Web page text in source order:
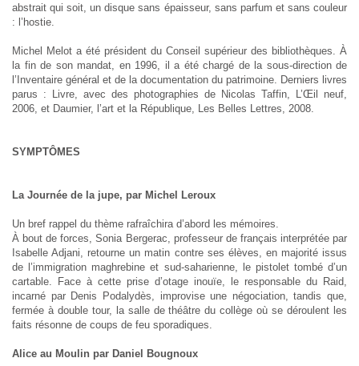
abstrait qui soit, un disque sans épaisseur, sans parfum et sans couleur
: l’hostie.
Michel Melot a été président du Conseil supérieur des bibliothèques. À
la fin de son mandat, en 1996, il a été chargé de la sous-direction de
l’Inventaire général et de la documentation du patrimoine. Derniers livres
parus : Livre, avec des photographies de Nicolas Taffin, L’Œil neuf,
2006, et Daumier, l’art et la République, Les Belles Lettres, 2008.
SYMPTÔMES
La Journée de la jupe, par Michel Leroux
Un bref rappel du thème rafraîchira d’abord les mémoires.
À bout de forces, Sonia Bergerac, professeur de français interprétée par
Isabelle Adjani, retourne un matin contre ses élèves, en majorité issus
de l’immigration maghrebine et sud-saharienne, le pistolet tombé d’un
cartable. Face à cette prise d’otage inouïe, le responsable du Raid,
incarné par Denis Podalydès, improvise une négociation, tandis que,
fermée à double tour, la salle de théâtre du collège où se déroulent les
faits résonne de coups de feu sporadiques.
Alice au Moulin par Daniel Bougnoux